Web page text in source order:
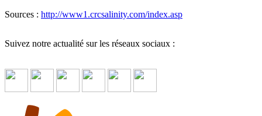
Sources : http://www1.crcsalinity.com/index.asp
Suivez notre actualité sur les réseaux sociaux :